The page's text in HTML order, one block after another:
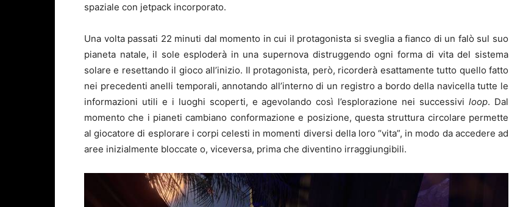
spaziale con jetpack incorporato.
Una volta passati 22 minuti dal momento in cui il protagonista si sveglia a fianco di un falò sul suo
pianeta natale, il sole esploderà in una supernova distruggendo ogni forma di vita del sistema
solare e resettando il gioco all’inizio. Il protagonista, però, ricorderà esattamente tutto quello fatto
nei precedenti anelli temporali, annotando all’interno di un registro a bordo della navicella tutte le
informazioni utili e i luoghi scoperti, e agevolando così l’esplorazione nei successiviloop. Dal
momento che i pianeti cambiano conformazione e posizione, questa struttura circolare permette
al giocatore di esplorare i corpi celesti in momenti diversi della loro “vita”, in modo da accedere ad
aree inizialmente bloccate o, viceversa, prima che diventino irraggiungibili.